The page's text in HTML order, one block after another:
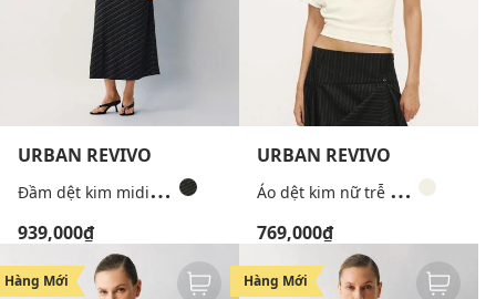
URBAN REVIVO
Đ
ầm dệt kim midi cổ yếm sọc chéo
939,000₫
URBAN REVIVO
Á
o dệt kim nữ trễ vai phom ôm
769,000₫
Hàng Mới Hàng Mới